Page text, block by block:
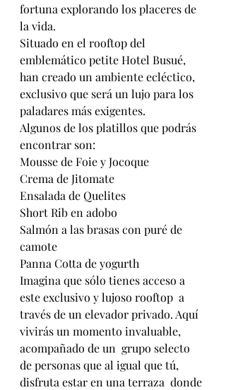
fortuna explorando los placeres de
la vida.
Situado en el rooftop del
emblemático petite Hotel Busué,
han creado un ambiente ecléctico,
exclusivo que será un lujo para los
paladares más exigentes.
Algunos de los platillos que podrás
encontrar son:
Mousse de Foie y Jocoque
Crema de Jitomate
Ensalada de Quelites
Short Rib en adobo
Salmón a las brasas con puré de
camote
Panna Cotta de yogurth
Imagina que sólo tienes acceso a
este exclusivo y lujoso rooftop  a
través de un elevador privado. Aquí
vivirás un momento invaluable,
acompañado de un  grupo selecto
de personas que al igual que tú,
disfruta estar en una terraza  donde